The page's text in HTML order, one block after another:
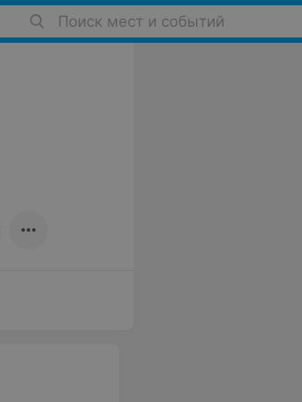
Поиск мест и событий